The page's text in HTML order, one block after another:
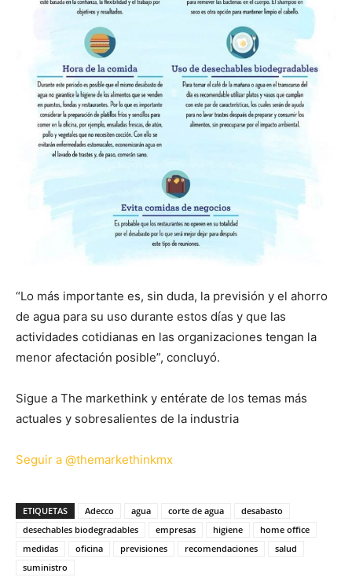
“Lo más importante es, sin duda, la previsión y el ahorro
de agua para su uso durante estos días y que las
actividades cotidianas en las organizaciones tengan la
menor afectación posible”, concluyó.
Sigue a The markethink y entérate de los temas más
actuales y sobresalientes de la industria
Seguir a @themarkethinkmx
ETIQUETAS Adecco agua corte de agua
desabasto
desechables biodegradables
empresas higiene
home office
medidas
oficina previsiones recomendaciones
salud
suministro